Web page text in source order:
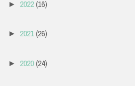
► 2022(16)
► 2021(26)
► 2020(24)